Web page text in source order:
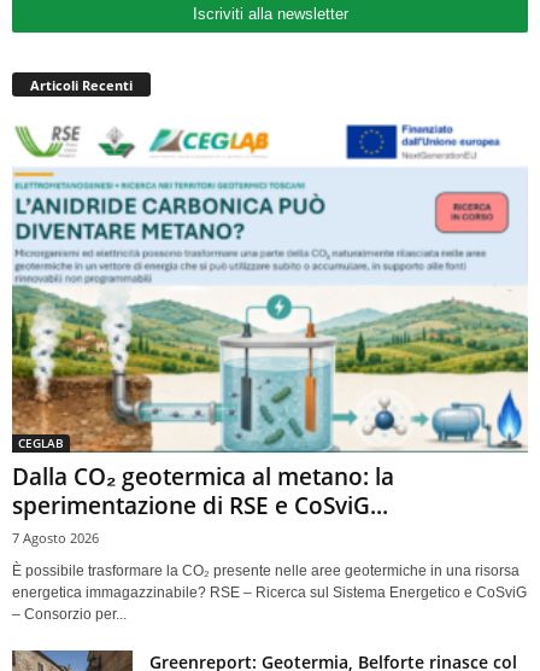
Iscriviti alla newsletter
Articoli Recenti
CEGLAB
Dalla CO₂ geotermica al metano: la
sperimentazione di RSE e CoSviG...
7 Agosto 2026
È possibile trasformare la CO₂ presente nelle aree geotermiche in una risorsa
energetica immagazzinabile? RSE – Ricerca sul Sistema Energetico e CoSviG
– Consorzio per...
Greenreport: Geotermia, Belforte rinasce col